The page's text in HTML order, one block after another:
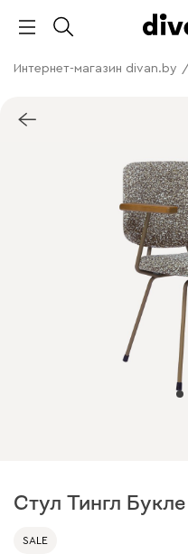
Интернет-магазин divan.by /
Стул Тингл
SALE